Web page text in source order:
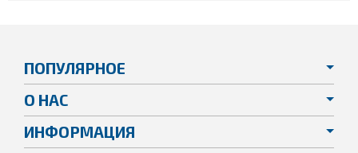
ПОПУЛЯРНОЕ
О НАС
ИНФОРМАЦИЯ